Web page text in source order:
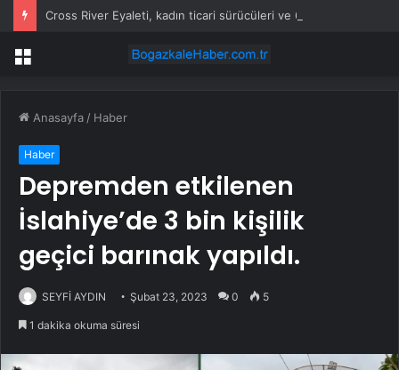
Menü
Anasayfa / Haber
Haber
Depremden etkilenen
İslahiye’de 3 bin kişilik
geçici barınak yapıldı.
SEYFİ AYDIN Şubat 23, 2023 0 5
1 dakika okuma süresi